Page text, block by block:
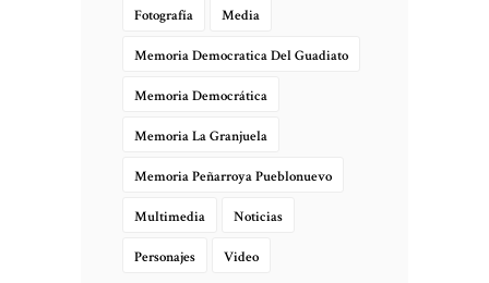
Fotografía Media
Memoria Democratica Del Guadiato
Memoria Democrática
Memoria La Granjuela
Memoria Peñarroya Pueblonuevo
Multimedia Noticias
Personajes Video